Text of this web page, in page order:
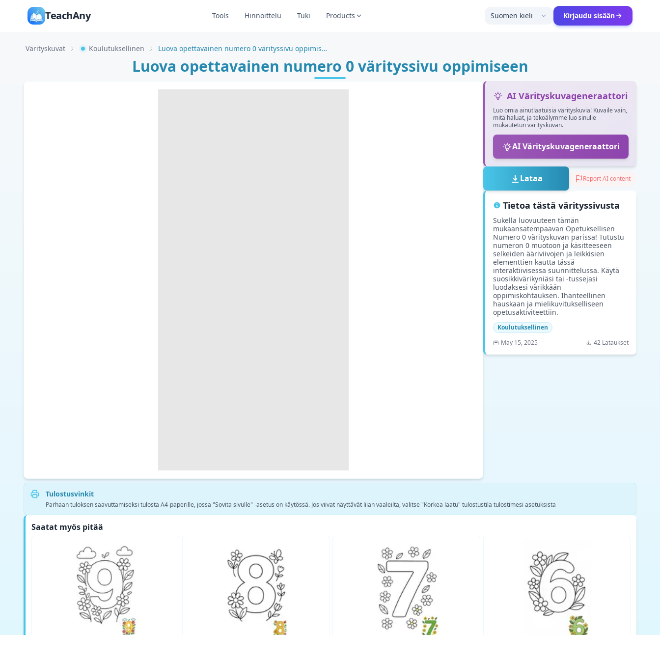
TeachAny Tools Hinnoittelu Tuki Products Suomen kieli Kirjaudu sisään
Värityskuvat Koulutuksellinen Luova opettavainen numero 0 värityssivu oppimiseen
Luova opettavainen numero 0 värityssivu oppimiseen
AI Värityskuvageneraattori
Luo omia ainutlaatuisia värityskuvia! Kuvaile vain,
mitä haluat, ja tekoälymme luo sinulle
mukautetun värityskuvan.
AI Värityskuvageneraattori
Lataa Report AI content
Tietoa tästä värityssivusta
Sukella luovuuteen tämän
mukaansatempaavan Opetuksellisen
Numero 0 värityskuvan parissa! Tutustu
numeron 0 muotoon ja käsitteeseen
selkeiden ääriviivojen ja leikkisien
elementtien kautta tässä
interaktiivisessa suunnittelussa. Käytä
suosikkivärikyniäsi tai -tussejasi
luodaksesi värikkään
oppimiskohtauksen. Ihanteellinen
hauskaan ja mielikuvitukselliseen
opetusaktiviteettiin.
Koulutuksellinen
May 15, 2025
42 Lataukset
Tulostusvinkit
Parhaan tuloksen saavuttamiseksi tulosta A4-paperille, jossa "Sovita sivulle" -asetus on käytössä. Jos viivat näyttävät liian vaaleilta, valitse "Korkea laatu" tulostustila tulostimesi asetuksista
Saatat myös pitää